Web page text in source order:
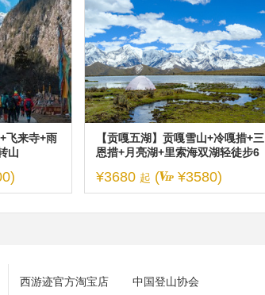
飞来寺+雨
山
【贡嘎五湖】贡嘎雪山+冷嘎措+三
恩措+月亮湖+里索海双湖轻徒步6
¥3680 起 ( ¥3580)
西游迹官方淘宝店 中国登山协会